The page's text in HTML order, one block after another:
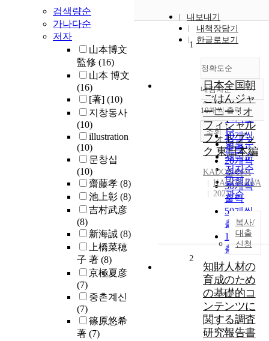
검색량순
가나다순
저자
山本博文
監修 (16)
山本 博文
(16)
[著] (10)
지창동사
(10)
illustration
(10)
문창십
(10)
齋藤孝 (8)
池上彰 (8)
吉村武彦
(8)
新海誠 (8)
上橋菜穂
子 著 (8)
京極夏彦
(7)
중촌계신
(7)
篠原悠希
著 (7)
내보내기
내책장담기
한글로보기
정확도순
정확도
순
인기도
순
연도순
제목순
저자순
발행기
관순
내림차순
내림차순
10개씩 출력
10개씩
출력
20개씩
출력
30개씩
출력
50개씩
출력
100개씩
출력
조회
1
日本全国朝
ごはんジャ
ーニー : オ
フィシャル
フォトブッ
ク 東日本編
KADOKAWA
KADOKAWA
2021
복사/
대출
신청
2
知財人材の
育成のため
の基礎的コ
ンテンツに
関する調査
研究報告書